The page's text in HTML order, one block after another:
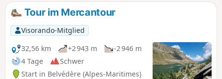
Tour im Mercantour
Visorando-Mitglied
32,56 km
+2 943 m
-2 946 m
4 Tage
Schwer
Start in Belvédère (Alpes-Maritimes)